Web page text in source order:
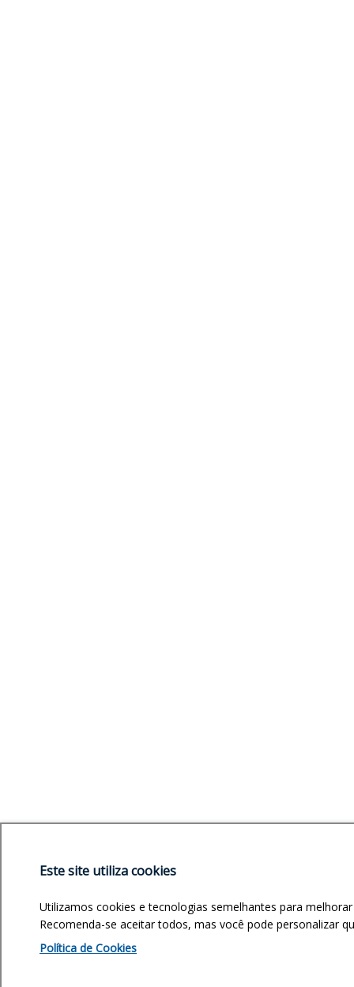
Este site utiliza cookies
Utilizamos cookies e tecnologias semelhantes para
Recomenda-se aceitar todos, mas você pode personalizar
Política de Cookies